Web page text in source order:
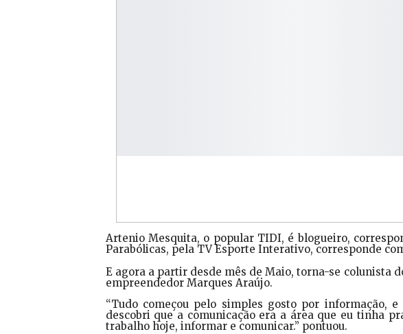
Artenio Mesquita, o popular TIDI, é blogueiro,
Parabólicas, pela TV Esporte Interativo, corresponde
E agora a partir desde mês de Maio, torna-se colunista
empreendedor Marques Araújo.
“Tudo começou pelo simples gosto por informação,
descobri que a comunicação era a área que eu tinha
trabalho hoje, informar e comunicar.” pontuou.